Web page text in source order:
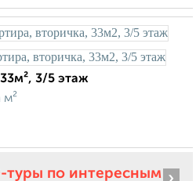
3/5 этаж
м²
туры по интересным